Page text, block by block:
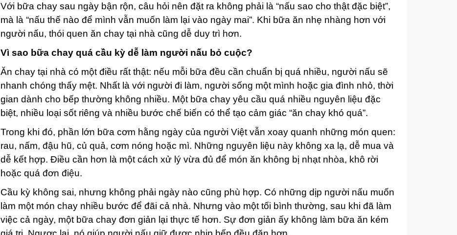
Với bữa chay sau ngày bận rộn, câu hỏi nên đặt ra không phải là “nấu sao cho thật đặc biệt”,
mà là “nấu thế nào để mình vẫn muốn làm lại vào ngày mai”. Khi bữa ăn nhẹ nhàng hơn với
người nấu, thói quen ăn chay tại nhà cũng dễ duy trì hơn.
Vì sao bữa chay quá cầu kỳ dễ làm người nấu bỏ cuộc?
Ăn chay tại nhà có một điều rất thật: nếu mỗi bữa đều cần chuẩn bị quá nhiều, người nấu sẽ
nhanh chóng thấy mệt. Nhất là với người đi làm, người sống một mình hoặc gia đình nhỏ, thời
gian dành cho bếp thường không nhiều. Một bữa chay yêu cầu quá nhiều nguyên liệu đặc
biệt, nhiều loại sốt riêng và nhiều bước chế biến có thể tạo cảm giác “ăn chay khó quá”.
Trong khi đó, phần lớn bữa cơm hằng ngày của người Việt vẫn xoay quanh những món quen:
rau, nấm, đậu hũ, củ quả, cơm nóng hoặc mì. Những nguyên liệu này không xa lạ, dễ mua và
dễ kết hợp. Điều cần hơn là một cách xử lý vừa đủ để món ăn không bị nhạt nhòa, khô rời
hoặc quá đơn điệu.
Cầu kỳ không sai, nhưng không phải ngày nào cũng phù hợp. Có những dịp người nấu muốn
làm một món chay nhiều bước để đãi cả nhà. Nhưng vào một tối bình thường, sau khi đã làm
việc cả ngày, một bữa chay đơn giản lại thực tế hơn. Sự đơn giản ấy không làm bữa ăn kém